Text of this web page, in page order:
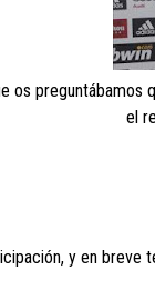
os
el
y en